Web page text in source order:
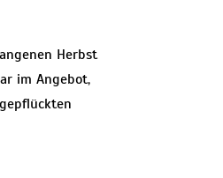
Herbst
im Angebot,